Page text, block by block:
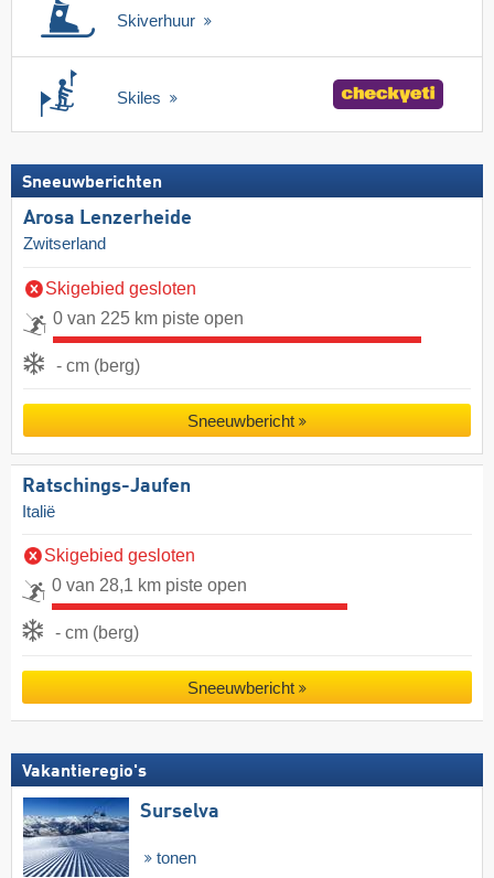
Skiverhuur
Skiles
Sneeuwberichten
Arosa Lenzerheide
Zwitserland
Skigebied gesloten
0 van 225 km piste open
- cm (berg)
Sneeuwbericht
Ratschings-Jaufen
Italië
Skigebied gesloten
0 van 28,1 km piste open
- cm (berg)
Sneeuwbericht
Vakantieregio's
Surselva
tonen